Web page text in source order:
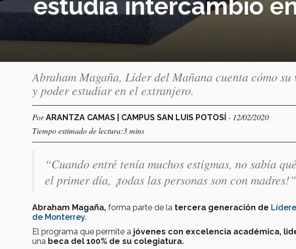
estudia intercambio
Abraham Magaña, Líder del Mañana cuenta cómo
y poder estudiar en el extranjero.
PorARANTZA CAMAS | CAMPUS SAN LUIS POTOSÍ - 12/02/2020
Tiempo estimado de lectura:3 mins
“Cuando entré tenía muchos estigmas, no sabía
el primer día, ¡todas las personas son con madres!”
Abraham Magaña, forma parte de la tercera generación de
de Monterrey.
El programa que permite a jóvenes con excelencia académica,
una beca del 100% de su colegiatura.